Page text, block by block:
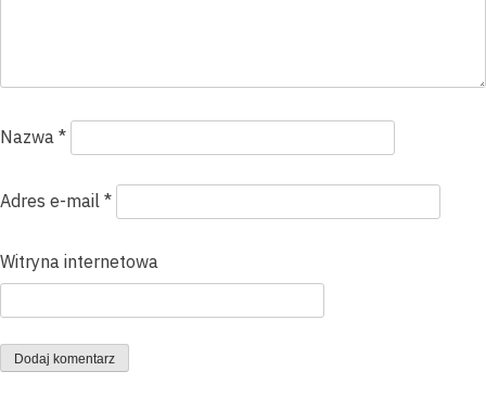
Nazwa *
Adres e-mail *
Witryna internetowa